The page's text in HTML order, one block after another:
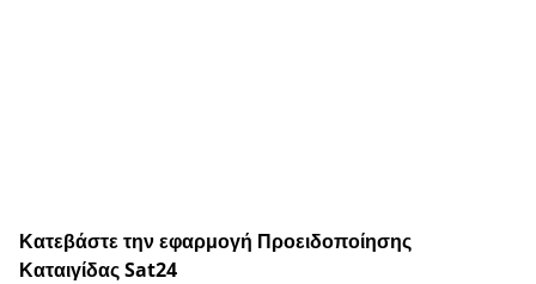
Κατεβάστε την εφαρμογή Προειδοποίησης
Καταιγίδας Sat24